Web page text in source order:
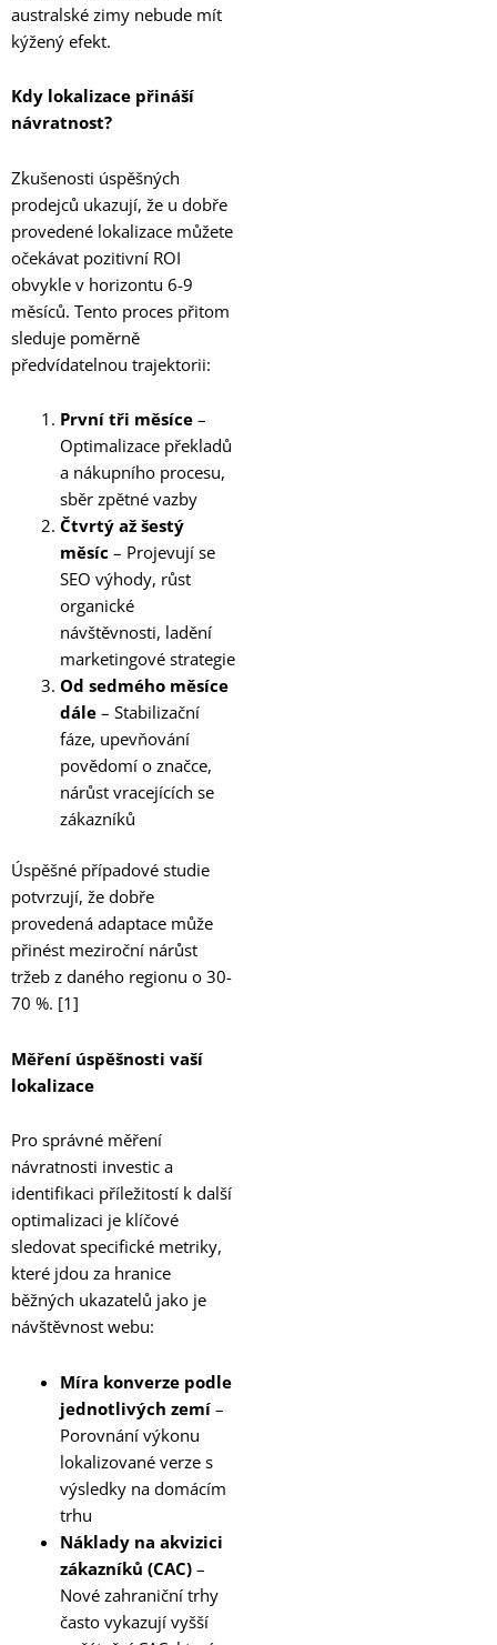
australské zimy nebude mít
kýžený efekt.
Kdy lokalizace přináší
návratnost?
Zkušenosti úspěšných
prodejců ukazují, že u dobře
provedené lokalizace můžete
očekávat pozitivní ROI
obvykle v horizontu 6-9
měsíců. Tento proces přitom
sleduje poměrně
předvídatelnou trajektorii:
První tři měsíce–
Optimalizace překladů
a nákupního procesu,
sběr zpětné vazby
Čtvrtý až šestý
měsíc – Projevují se
SEO výhody, růst
organické
návštěvnosti, ladění
marketingové strategie
Od sedmého měsíce
dále– Stabilizační
fáze, upevňování
povědomí o značce,
nárůst vracejících se
zákazníků
Úspěšné případové studie
potvrzují, že dobře
provedená adaptace může
přinést meziroční nárůst
tržeb z daného regionu o 30-
70 %. [1]
Měření úspěšnosti vaší
lokalizace
Pro správné měření
návratnosti investic a
identifikaci příležitostí k další
optimalizaci je klíčové
sledovat specifické metriky,
které jdou za hranice
běžných ukazatelů jako je
návštěvnost webu:
Míra konverze podle
jednotlivých zemí–
Porovnání výkonu
lokalizované verze s
výsledky na domácím
trhu
Náklady na akvizici
zákazníků (CAC)–
Nové zahraniční trhy
často vykazují vyšší